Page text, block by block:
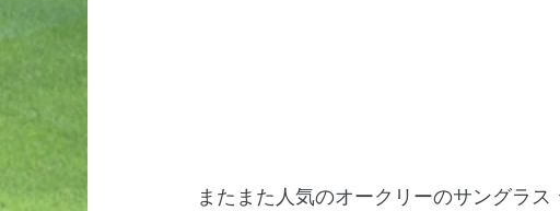
またまた人気のオークリーのサングラ